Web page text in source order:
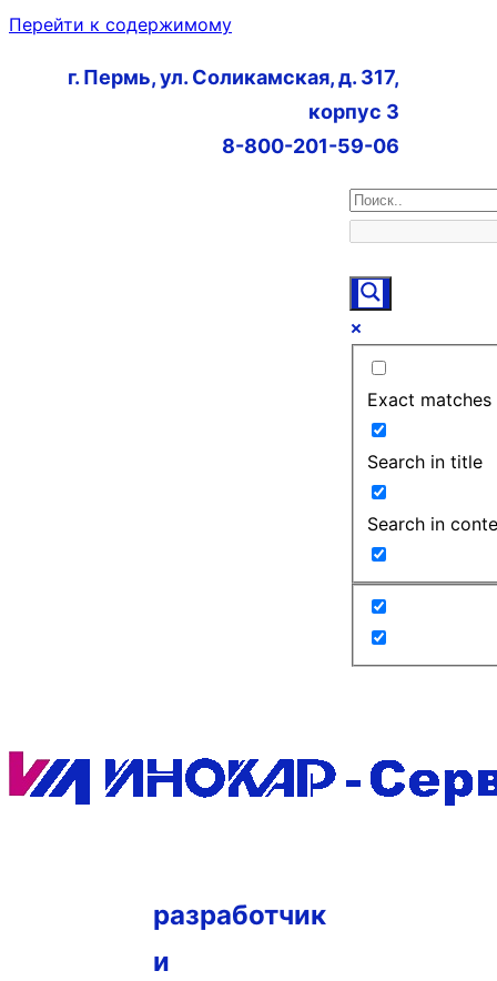
Перейти к содержимому
г. Пермь, ул. Соликамская, д. 317,
корпус 3
8-800-201-59-06
Exact matches
Search in title
Search in
разработчик
и